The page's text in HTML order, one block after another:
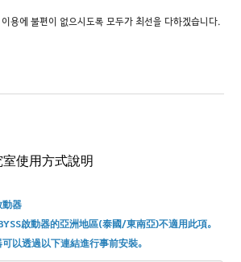
용에 불편이 없으시도록 모두가 최선을 다하겠습니다.
使用方式說明
器
啟動器的亞洲地區(泰國/東南亞)不適用此項。
可以透過以下連結進行事前安裝。